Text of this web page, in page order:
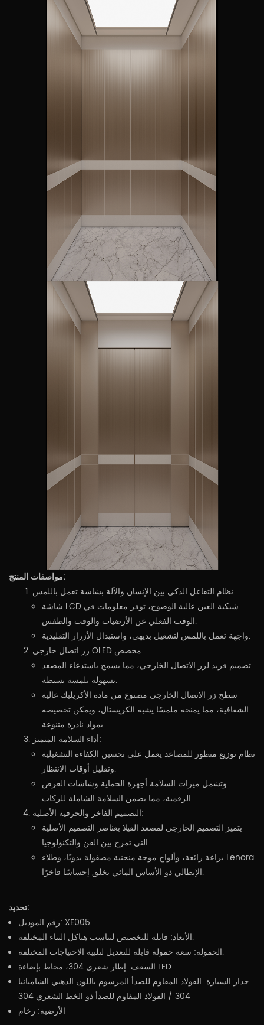
مواصفات المنتج:
نظام التفاعل الذكي بين الإنسان والآلة بشاشة تعمل باللمس:
شاشة LCD شبكية العين عالية الوضوح، توفر معلومات في
الوقت الفعلي عن الأرضيات والوقت والطقس.
واجهة تعمل باللمس لتشغيل بديهي، واستبدال الأزرار التقليدية.
زر اتصال خارجي OLED مخصص:
تصميم فريد لزر الاتصال الخارجي، مما يسمح باستدعاء المصعد
بسهولة بلمسة بسيطة.
سطح زر الاتصال الخارجي مصنوع من مادة الأكريليك عالية
الشفافية، مما يمنحه ملمسًا يشبه الكريستال، ويمكن تخصيصه
بمواد نادرة متنوعة.
أداء السلامة المتميز:
نظام توزيع متطور للمصاعد يعمل على تحسين الكفاءة التشغيلية
وتقليل أوقات الانتظار.
وتشمل ميزات السلامة أجهزة الحماية وشاشات العرض
الرقمية، مما يضمن السلامة الشاملة للركاب.
التصميم الفاخر والحرفية الأصلية:
يتميز التصميم الخارجي لمصعد الفيلا بعناصر التصميم الأصلية
التي تمزج بين الفن والتكنولوجيا.
براعة رائعة، وألواح موجة منحنية مصقولة يدويًا، وطلاء Lenora
الإيطالي ذو الأساس المائي يخلق إحساسًا فاخرًا.
تحديد:
رقم الموديل: XE005
الأبعاد: قابلة للتخصيص لتناسب هياكل البناء المختلفة.
الحمولة: سعة حمولة قابلة للتعديل لتلبية الاحتياجات المختلفة.
السقف: إطار شعري 304، محاط بإضاءة LED
جدار السيارة: الفولاذ المقاوم للصدأ المرسوم باللون الذهبي الشامبانيا
304 / الفولاذ المقاوم للصدأ ذو الخط الشعري 304
الأرضية: رخام